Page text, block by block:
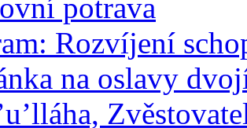
potrava
Rozvíjení
na oslavy